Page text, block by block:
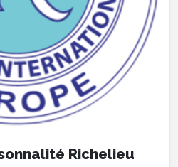
Richelieu